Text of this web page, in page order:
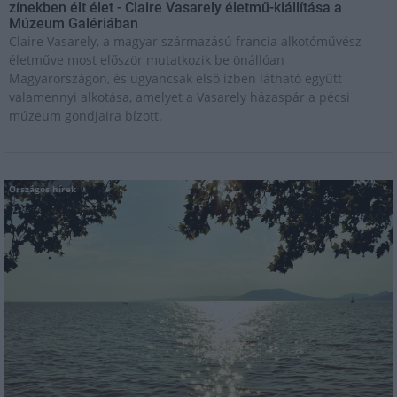
zínekben élt élet - Claire Vasarely életmű-kiállítása a
Múzeum Galériában
Claire Vasarely, a magyar származású francia alkotóművész
életműve most először mutatkozik be önállóan
Magyarországon, és ugyancsak első ízben látható együtt
valamennyi alkotása, amelyet a Vasarely házaspár a pécsi
múzeum gondjaira bízott.
Országos hírek